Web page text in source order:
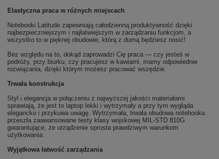
Elastyczna praca w różnych miejscach
Notebooki Latitude zapewniają całodzienną produktywność dzięki
najbezpieczniejszym i najłatwiejszym w zarządzaniu funkcjom, a
wszystko to w pięknej obudowie, którą z dumą będziesz nosić!
Bez względu na to, dokąd zaprowadzi Cię praca — czy jesteś w
podróży, przy biurku, czy pracujesz w kawiarni, mamy odpowiednie
rozwiązania, dzięki którym możesz pracować wszędzie.
Trwała konstrukcja
Styl i elegancja w połączeniu z najwyższej jakości materiałami
sprawiają, że jest to laptop lekki i wytrzymały a przy tym wygląda
elegancko i przykuwa uwagę. Wytrzymała, trwała obudowa notebooka
przeszła zaawansowane testy klasy wojskowej MIL-STD 810G
gwarantujące, że urządzenie sprosta prawdziwym warunkom
użytkowania.
Wyjątkowa łatwość zarządzania